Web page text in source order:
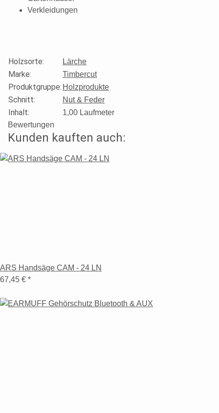
Verkleidungen
Holzsorte: Lärche
Marke: Timbercut
Produktgruppe: Holzprodukte
Schnitt: Nut & Feder
Inhalt:
1,00 Laufmeter
Bewertungen
Kunden kauften auch:
ARS Handsäge CAM - 24 LN
67,45 € *